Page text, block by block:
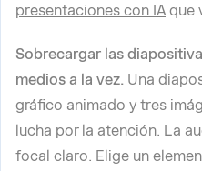
presentaciones con IAque
Sobrecargar las
medios a la vez. Una
gráfico animado y tres
lucha por la atención. La
focal claro. Elige un